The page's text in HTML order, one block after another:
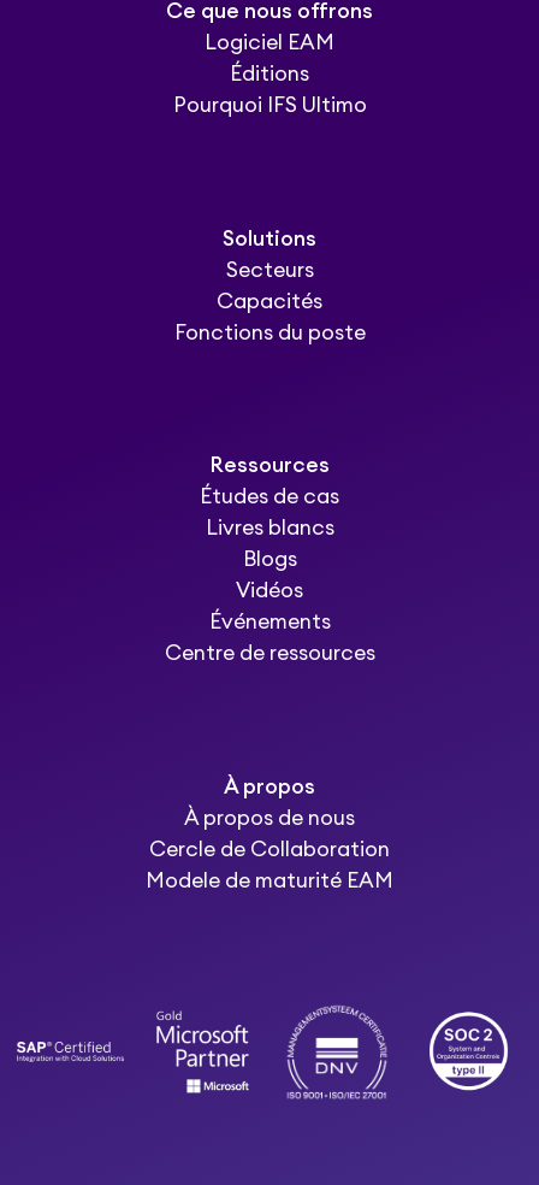
Ce que nous offrons
Logiciel EAM
Éditions
Pourquoi IFS Ultimo
Solutions
Secteurs
Capacités
Fonctions du poste
Ressources
Études de cas
Livres blancs
Blogs
Vidéos
Événements
Centre de ressources
À propos
À propos de nous
Cercle de Collaboration
Modele de maturité EAM